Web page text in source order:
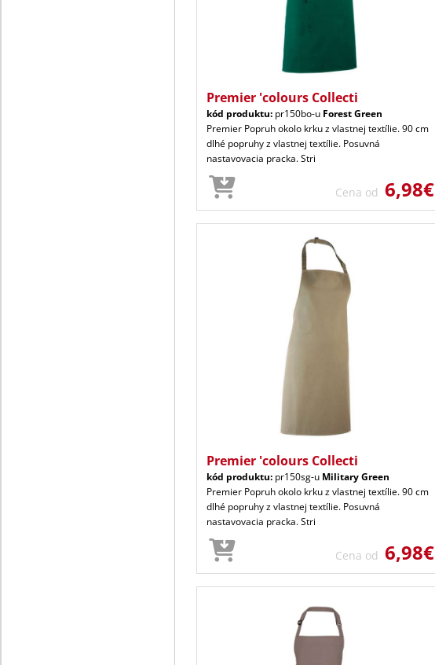
Premier 'colours Collecti
kód produktu: pr150bo-u Forest Green
Premier Popruh okolo krku z vlastnej textílie. 90 cm
dlhé popruhy z vlastnej textílie. Posuvná
nastavovacia pracka. Stri
Cena od 6,98€
Premier 'colours Collecti
kód produktu: pr150sg-u Military Green
Premier Popruh okolo krku z vlastnej textílie. 90 cm
dlhé popruhy z vlastnej textílie. Posuvná
nastavovacia pracka. Stri
Cena od 6,98€